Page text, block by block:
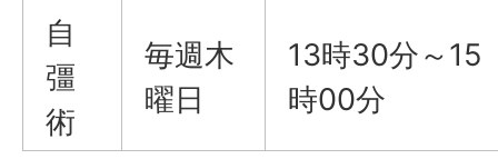
自
彊
術
毎週木
曜日
13時30分～15
時00分